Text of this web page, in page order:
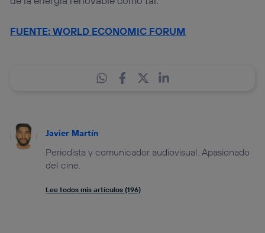
FUENTE: WORLD ECONOMIC FORUM
Javier Martín
Periodista y comunicador audiovisual. Apasionado
del cine.
Lee todos mis artículos (196)